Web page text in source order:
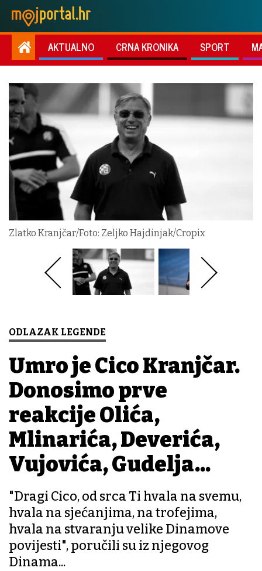
AKTUALNO CRNA KRONIKA SPORT
Zlatko Kranjčar/Foto: Zeljko Hajdinjak/Cropix
ODLAZAK LEGENDE
Umro je Cico Kranjčar.
Donosimo prve
reakcije Olića,
Mlinarića, Deverića,
Vujovića, Gudelja...
"Dragi Cico, od srca Ti hvala na svemu,
hvala na sjećanjima, na trofejima,
hvala na stvaranju velike Dinamove
povijesti", poručili su iz njegovog
Dinama...